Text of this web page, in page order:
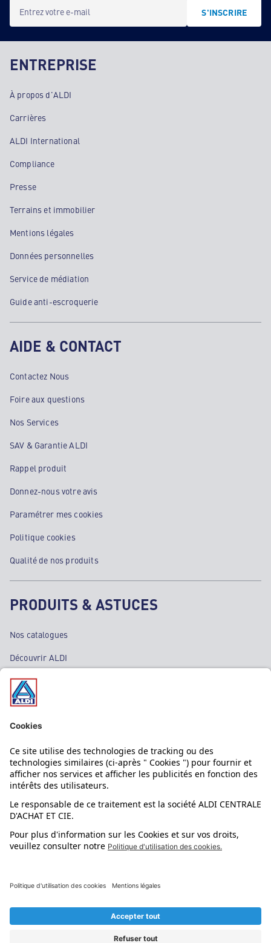
Entrez votre e-mail S'INSCRIRE
ENTREPRISE
À propos d'ALDI
Carrières
ALDI International
Compliance
Presse
Terrains et immobilier
Mentions légales
Données personnelles
Service de médiation
Guide anti-escroquerie
AIDE & CONTACT
Contactez Nous
Foire aux questions
Nos Services
SAV & Garantie ALDI
Rappel produit
Donnez-nous votre avis
Paramétrer mes cookies
Politique cookies
Qualité de nos produits
PRODUITS & ASTUCES
Nos catalogues
Découvrir ALDI
Nos bons plans
Nos rayons
Nos marques
Nos astuces
Évènements
L'application mobile